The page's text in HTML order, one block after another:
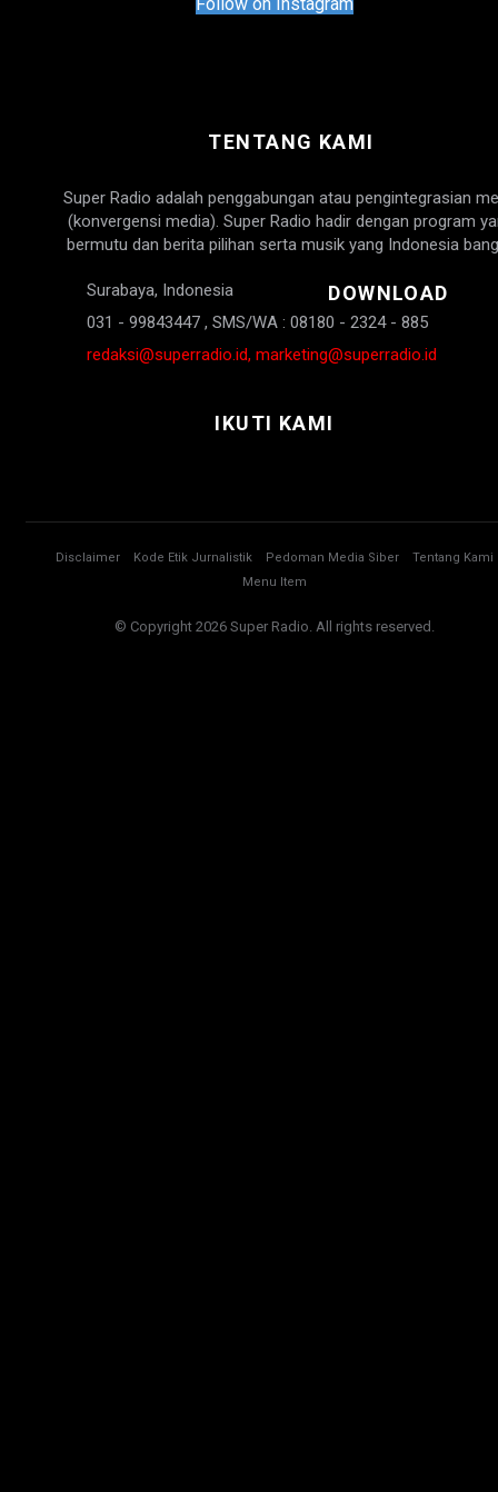
TENTANG KAMI
Super Radio adalah penggabungan atau pengintegrasian
(konvergensi media). Super Radio hadir dengan program
bermutu dan berita pilihan serta musik yang Indonesia
Surabaya, Indonesia
031 - 99843447 , SMS/WA : 08180 - 2324 - 885
redaksi@superradio.id, marketing@superradio.id
DOWNLOAD
IKUTI KAMI
Disclaimer Kode Etik Jurnalistik Pedoman Media Siber
Tentang Kami
Menu Item
© Copyright 2026 Super Radio. All rights reserved.